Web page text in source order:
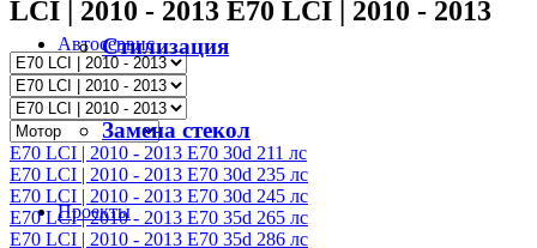
Автосервис
Магазин
Проекты
Стилизация
Замена стекол
LCI | 2010 - 2013 E70 LCI | 2010 - 2013
E70 LCI | 2010 - 2013 E70 30d 211 лс
E70 LCI | 2010 - 2013 E70 30d 235 лс
E70 LCI | 2010 - 2013 E70 30d 245 лс
E70 LCI | 2010 - 2013 E70 35d 265 лс
E70 LCI | 2010 - 2013 E70 35d 286 лс